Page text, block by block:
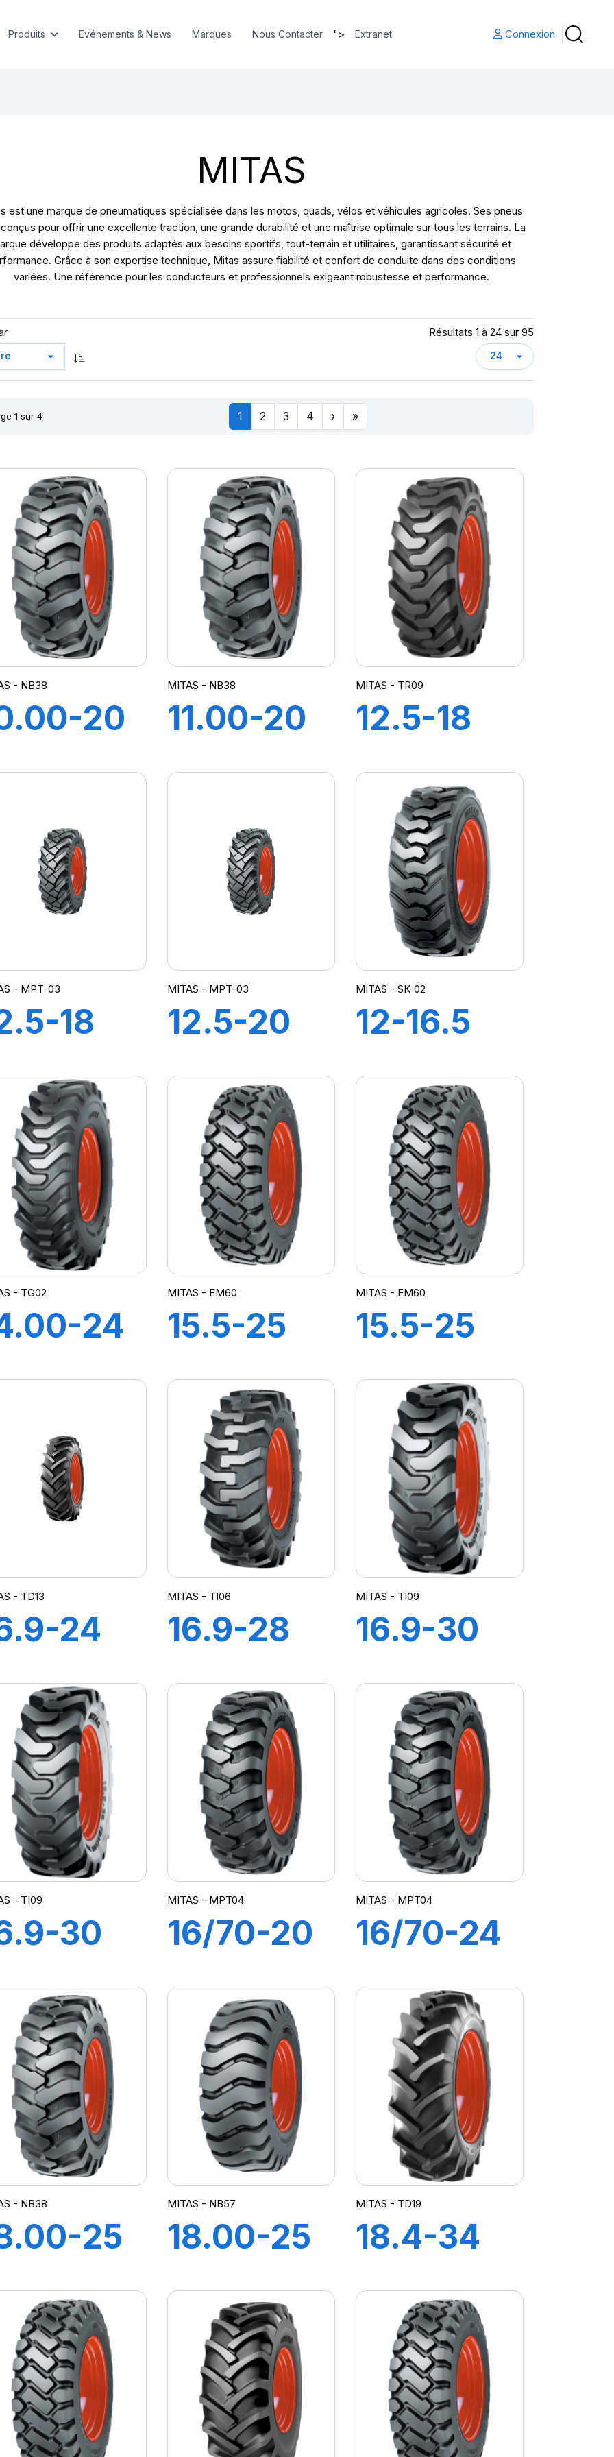
Produits Evénements & News Marques Nous Contacter "> Extranet Connexion
MITAS
est une marque de pneumatiques spécialisée dans les motos, quads, vélos et véhicules agricoles. Ses pneus
pour offrir une excellente traction, une grande durabilité et une maîtrise optimale sur tous les terrains. La
développe des produits adaptés aux besoins sportifs, tout-terrain et utilitaires, garantissant sécurité et
Grâce à son expertise technique, Mitas assure fiabilité et confort de conduite dans des conditions
variées. Une référence pour les conducteurs et professionnels exigeant robustesse et performance.
Résultats 1 à 24 sur 95
1 sur 4 1 2 3 4 › »
- NB38
20
MITAS - NB38
11.00-20
MITAS - TR09
12.5-18
IND 12PR
TL TR-09
(M-I)
- MPT-03
18
03
I)
MITAS - MPT-03
12.5-20
MPT-03
(M-I)
MITAS - SK-02
12-16.5
144A3 SK-
02
- TG02
24
I)
MITAS - EM60
15.5-25
EM60
MITAS - EM60
15.5-25
EM-60
(M-I)
- TD13
24
MITAS - TI06
16.9-28
TI-06 (M-
MITAS - TI09
16.9-30
IND TL
14PR TI-
09 (M-I)
- TI09
30
80)
TI09
MITAS - MPT04
16/70-20
14PR TL
MPT-04
(M-I)
MITAS - MPT04
16/70-24
14PR TL
MPT-04
(M-I)
- NB38
25
MITAS - NB57
18.00-25
NB57
MITAS - TD19
18.4-34
TD19